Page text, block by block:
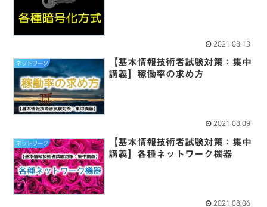
2021.08.13
ネットワーク
【基本情報技術者試験対策：集中
講義】稼働率の求め方
2021.08.09
ネットワーク
【基本情報技術者試験対策：集中
講義】各種ネットワーク機器
2021.08.06